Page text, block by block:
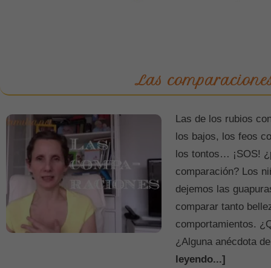
Las
Las de los rubios
los bajos, los feos
los tontos… ¡SOS!
comparación? Los
dejemos las
comparar tanto
comportamientos.
¿Alguna anécdota
leyendo...]